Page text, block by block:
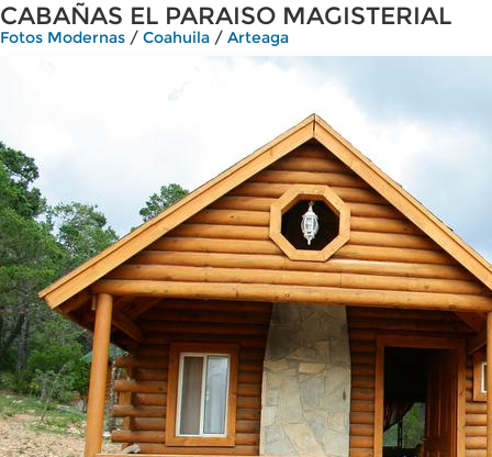
CABAÑAS EL PARAISO MAGISTERIAL
Fotos Modernas / Coahuila / Arteaga